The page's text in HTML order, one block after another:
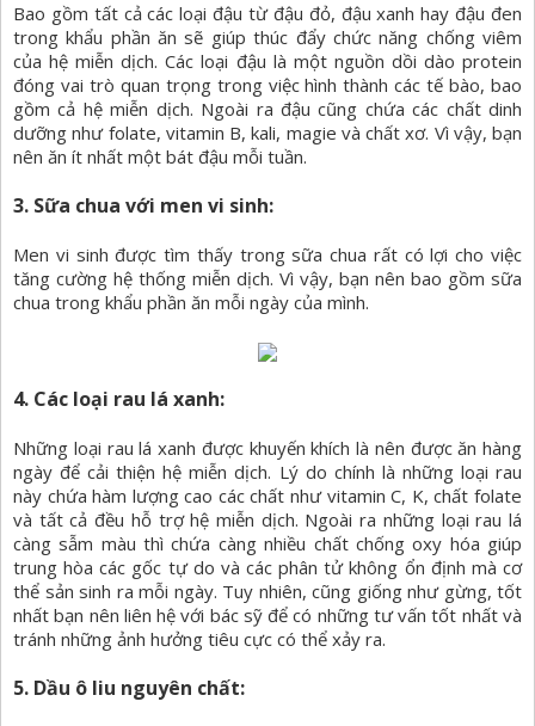
Bao gồm tất cả các loại đậu từ đậu đỏ, đậu xanh hay đậu đen
trong khẩu phần ăn sẽ giúp thúc đẩy chức năng chống viêm
của hệ miễn dịch. Các loại đậu là một nguồn dồi dào protein
đóng vai trò quan trọng trong việc hình thành các tế bào, bao
gồm cả hệ miễn dịch. Ngoài ra đậu cũng chứa các chất dinh
dưỡng như folate, vitamin B, kali, magie và chất xơ. Vì vậy, bạn
nên ăn ít nhất một bát đậu mỗi tuần.
3. Sữa chua với men vi sinh:
Men vi sinh được tìm thấy trong sữa chua rất có lợi cho việc
tăng cường hệ thống miễn dịch. Vì vậy, bạn nên bao gồm sữa
chua trong khẩu phần ăn mỗi ngày của mình.
4. Các loại rau lá xanh:
Những loại rau lá xanh được khuyến khích là nên được ăn hàng
ngày để cải thiện hệ miễn dịch. Lý do chính là những loại rau
này chứa hàm lượng cao các chất như vitamin C, K, chất folate
và tất cả đều hỗ trợ hệ miễn dịch. Ngoài ra những loại rau lá
càng sẫm màu thì chứa càng nhiều chất chống oxy hóa giúp
trung hòa các gốc tự do và các phân tử không ổn định mà cơ
thể sản sinh ra mỗi ngày. Tuy nhiên, cũng giống như gừng, tốt
nhất bạn nên liên hệ với bác sỹ để có những tư vấn tốt nhất và
tránh những ảnh hưởng tiêu cực có thể xảy ra.
5. Dầu ô liu nguyên chất: